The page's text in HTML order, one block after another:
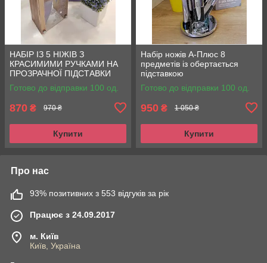
НАБІР ІЗ 5 НІЖІВ З
КРАСИМИМИ РУЧКАМИ НА
ПРОЗРАЧНОЇ ПІДСТАВКИ
Готово до відправки 100 од.
870 ₴ 970 ₴
Купити
Набір ножів А-Плюс 8
предметів із обертається
підставкою
Готово до відправки 100 од.
950 ₴ 1 050 ₴
Купити
Про нас
93% позитивних з 553 відгуків за рік
Працює з 24.09.2017
м. Київ
Київ, Україна